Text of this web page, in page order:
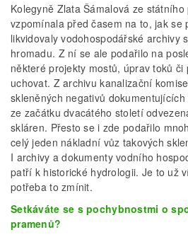
Kolegyně Zlata Šámalová ze
vzpomínala před časem na to, jak se
likvidovaly vodohospodářské archivy
hromadu. Z ní se ale podařilo na
některé projekty mostů, úprav toků
uchovat. Z archivu kanalizační
skleněných negativů
ze začátku dvacátého století
skláren. Přesto se i zde podařilo
celý jeden nákladní vůz takových
I archivy a dokumenty vodního
patří k historické hydrologii. Je to už
potřeba to zmínit.
Setkáváte se s pochybnostmi o
pramenů?